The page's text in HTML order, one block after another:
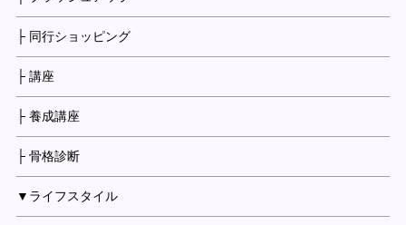
├ 同行ショッピング
├ 講座
├ 養成講座
├ 骨格診断
▼ライフスタイル